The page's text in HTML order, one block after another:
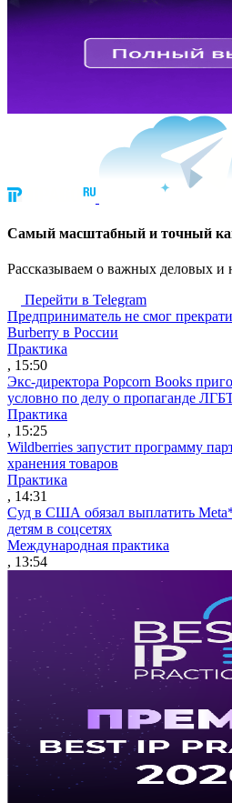
Cамый масштабный и точный
Рассказываем о важных деловых и
Перейти в Telegram
Предприниматель не смог
Burberry в России
Практика
, 15:50
Экс-директора Popcorn Books
условно по делу о пропаганде
Практика
, 15:25
Wildberries запустит программу
хранения товаров
Практика
, 14:31
Суд в США обязал выплатить
детям в соцсетях
Международная практика
, 13:54